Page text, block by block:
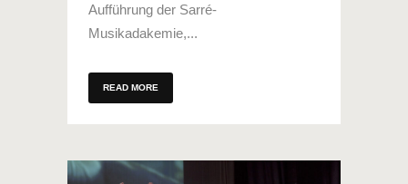
Aufführung der Sarré-
Musikadakemie,...
READ MORE